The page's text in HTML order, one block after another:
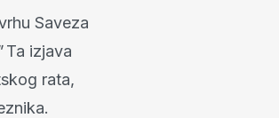
Saveza
Ta izjava
rata,